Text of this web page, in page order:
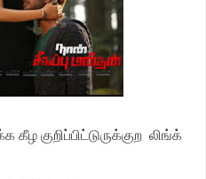
குறிப்பிட்டுருக்குற லிங்க்